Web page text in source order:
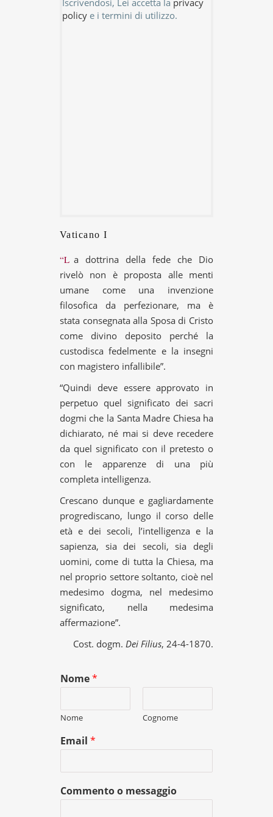
Iscrivendosi, Lei accetta la privacy
policye i termini di utilizzo.
Vaticano I
“La dottrina della fede che Dio
rivelò non è proposta alle menti
umane come una invenzione
filosofica da perfezionare, ma è
stata consegnata alla Sposa di Cristo
come divino deposito perché la
custodisca fedelmente e la insegni
con magistero infallibile”.
“Quindi deve essere approvato in
perpetuo quel significato dei sacri
dogmi che la Santa Madre Chiesa ha
dichiarato, né mai si deve recedere
da quel significato con il pretesto o
con le apparenze di una più
completa intelligenza.
Crescano dunque e gagliardamente
progrediscano, lungo il corso delle
età e dei secoli, l’intelligenza e la
sapienza, sia dei secoli, sia degli
uomini, come di tutta la Chiesa, ma
nel proprio settore soltanto, cioè nel
medesimo dogma, nel medesimo
significato, nella medesima
affermazione”.
Cost. dogm.Dei Filius, 24-4-1870.
Nome*
Nome Cognome
Email *
Commento o messaggio